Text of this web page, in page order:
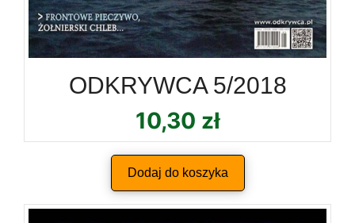
ODKRYWCA 5/2018
10,30 zł
Dodaj do koszyka